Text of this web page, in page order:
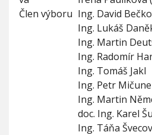
Člen výboru Ing. David
Ing. Lukáš
Ing. Martin
Ing. Radomír
Ing. Tomáš Jakl
Ing. Petr
Ing. Martin
doc. Ing. Karel
Ing. Táňa